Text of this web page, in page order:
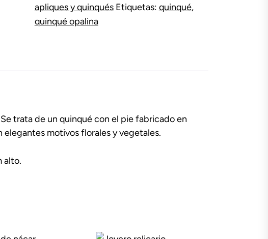
apliques y quinqués Etiquetas: quinqué,
quinqué opalina
trata de un quinqué con el pie fabricado en
motivos florales y vegetales.
alto.